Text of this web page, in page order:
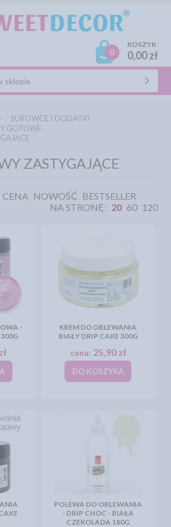
0
KOSZYK
0,00 zł
SUROWCE I DODATKI
GOTOWE
ZASTYGAJĄCE
CENA NOWOŚĆ BESTSELLER
NA STRONĘ: 20 60 120
-
KREM DO OBLEWANIA
BIAŁY DRIP CAKE 300G
cena: 25,90 zł
DO KOSZYKA
POLEWA DO OBLEWANIA
- DRIP CHOC - BIAŁA
CZEKOLADA 180G